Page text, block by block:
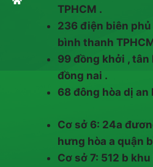
TPHCM .
236 điện biên
bình thanh
99 đồng khởi , tân
đồng nai .
68 đông hòa dị
Cơ sở 6: 24a
hưng hòa a quận
Cơ sở 7: 512 b